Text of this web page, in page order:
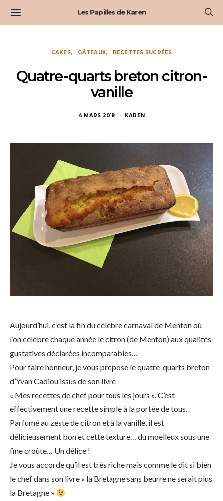
Les Papilles de Karen
CAKES GÂTEAUX RECETTES SUCRÉES
Quatre-quarts breton citron-
vanille
4 MARS 2018 KAREN
Aujourd’hui, c’est la fin du célèbre carnaval de Menton où
l’on célèbre chaque année le citron (de Menton) aux qualités
gustatives déclarées incomparables…
Pour faire honneur, je vous propose le quatre-quarts breton
d’Yvan Cadiou issus de son livre
« Mes recettes de chef pour tous les jours ». C’est
effectivement une recette simple à la portée de tous.
Parfumé au zeste de citron et à la vanille, il est
délicieusement bon et cette texture… du moelleux sous une
fine croûte… Un délice !
Je vous accorde qu’il est très riche mais comme le dit si bien
le chef dans son livre « la Bretagne sans beurre ne serait plus
la Bretagne »